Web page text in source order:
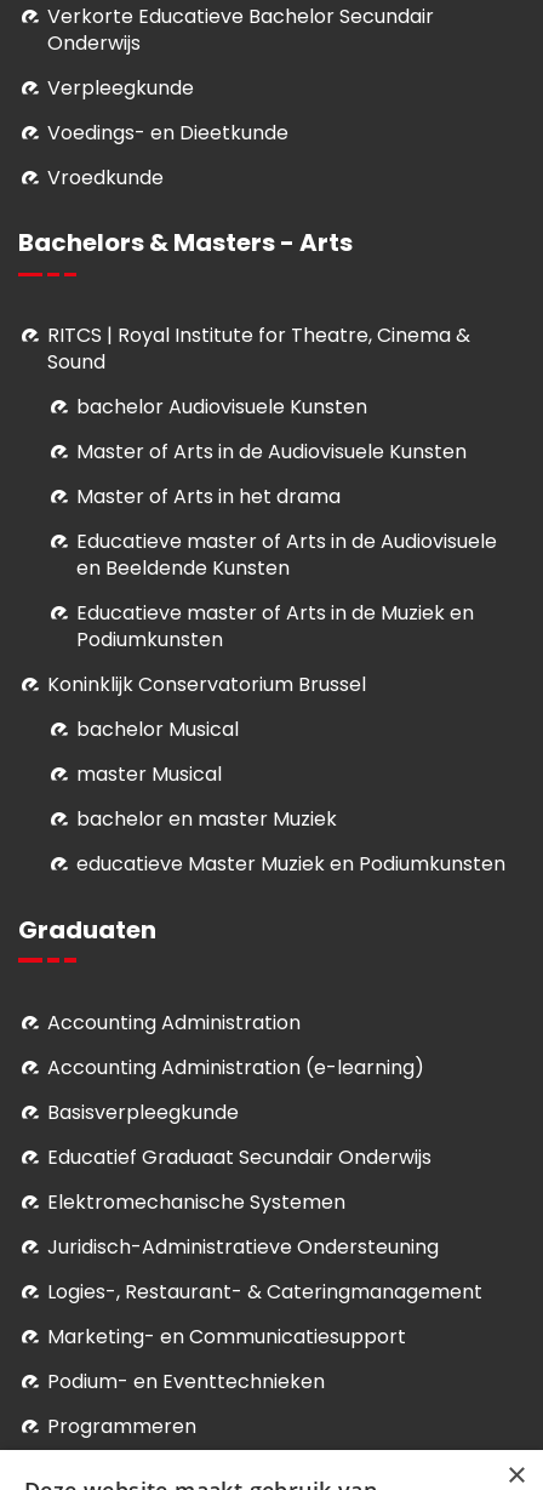
Verkorte Educatieve Bachelor Secundair
Onderwijs
Verpleegkunde
Voedings- en Dieetkunde
Vroedkunde
Bachelors & Masters - Arts
RITCS | Royal Institute for Theatre, Cinema &
Sound
bachelor Audiovisuele Kunsten
Master of Arts in de Audiovisuele Kunsten
Master of Arts in het drama
Educatieve master of Arts in de Audiovisuele
en Beeldende Kunsten
Educatieve master of Arts in de Muziek en
Podiumkunsten
Koninklijk Conservatorium Brussel
bachelor Musical
master Musical
bachelor en master Muziek
educatieve Master Muziek en Podiumkunsten
Graduaten
Accounting Administration
Accounting Administration (e-learning)
Basisverpleegkunde
Educatief Graduaat Secundair Onderwijs
Elektromechanische Systemen
Juridisch-Administratieve Ondersteuning
Logies-, Restaurant- & Cateringmanagement
Marketing- en Communicatiesupport
Podium- en Eventtechnieken
Programmeren
×